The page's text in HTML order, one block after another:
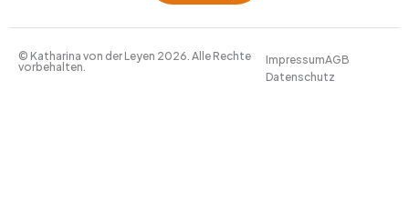
© Katharina von der Leyen 2026. Alle Rechte
vorbehalten.
ImpressumAGB
Datenschutz